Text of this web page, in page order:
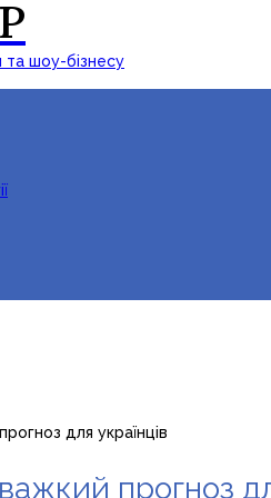
та шоу-бізнесу
для українців
прогноз